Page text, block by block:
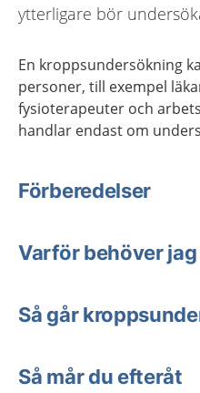
ytterligare bör
En kroppsundersökning
personer, till exempel
fysioterapeuter och
handlar endast om
Förberedelser
Varför behöver
Så går
Så mår du efteråt